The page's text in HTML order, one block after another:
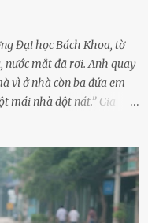
Chiếc xe khách lăn
Đại học Bách Khoa, tờ
nước mắt đã rơi. Anh quay
vì ở nhà còn ba đứa em
mái nhà dột nát.” Gia
gầy guộc của bà nội –
Trí, lúc đó mới chỉ 17 tuổi.
nhưng đã biết làm ruộng,
tất tả về đi học. Người